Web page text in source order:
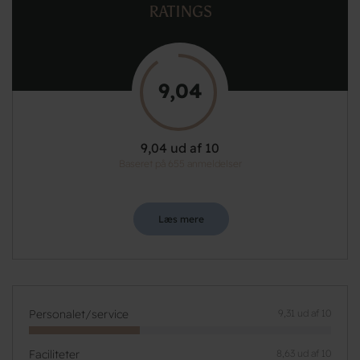
RATINGS
9,04
9,04 ud af 10
Læs mere
Personalet/service 9,31 ud af 10
Faciliteter 8,63 ud af 10